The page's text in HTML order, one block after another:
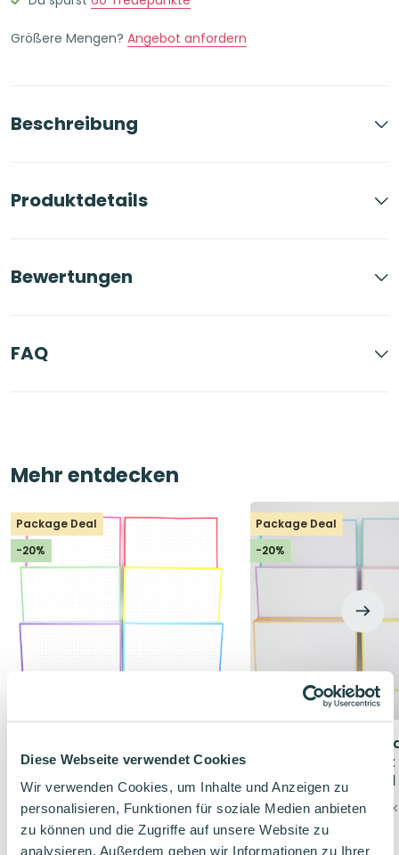
Diese Webseite verwendet Cookies
Wir verwenden Cookies, um Inhalte und Anzeigen zu
personalisieren, Funktionen für soziale Medien anbieten
zu können und die Zugriffe auf unsere Website zu
analysieren. Außerdem geben wir Informationen zu Ihrer
Größere Mengen? Angebot anfordern
Beschreibung
Produktdetails
Bewertungen
FAQ
Mehr entdecken
Package Deal
-20%
Karteikarten Set mit 6
Päckchen A5 Bunt
6 Päckchen A5 Karteikarten
extra stabil
Package Deal
-20%
300 Leitner
Karteikarten Set mit
Päckchen A5 Pastell
6 Päckchen A5
extra stabil